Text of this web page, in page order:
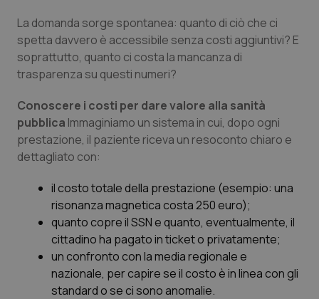
Provincia Autonoma di Trento
Puglia
Sicilia
Toscana
Umbria
Valle D’Aosta
Veneto
Ipertensione & Scompenso
Malattie rare
Neuroscienze & patologie neurodegenerative
Obesità
Oftalmologia
Oncodermatologia
Oncoematologia
La domanda sorge spontanea: quanto di ciò che ci
spetta davvero è accessibile senza costi aggiuntivi? E
soprattutto, quanto ci costa la mancanza di
trasparenza su questi numeri?
Conoscere i costi per dare valore alla sanità
pubblica Immaginiamo un sistema in cui, dopo ogni
prestazione, il paziente riceva un resoconto chiaro e
dettagliato con:
il costo totale della prestazione (esempio: una
risonanza magnetica costa 250 euro);
quanto copre il SSN e quanto, eventualmente, il
cittadino ha pagato in ticket o privatamente;
un confronto con la media regionale e
nazionale, per capire se il costo è in linea con gli
standard o se ci sono anomalie.